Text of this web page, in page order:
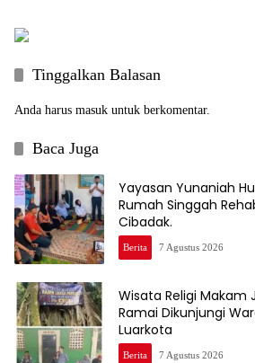
Tinggalkan Balasan
Anda harus masuk untuk berkomentar.
Baca Juga
Yayasan Yunaniah
Rumah Singgah
Cibadak.
Berita 7 Agustus 2026
Wisata Religi Makam
Ramai Dikunjungi
Luarkota
Berita 7 Agustus 2026